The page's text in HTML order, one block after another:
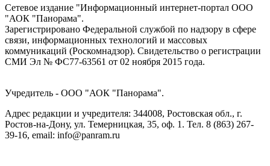
Сетевое издание "Информационный интернет-портал ООО
"АОК "Панорама".
Зарегистрировано Федеральной службой по надзору в сфере
связи, информационных технологий и массовых
коммуникаций (Роскомнадзор). Cвидетельство о регистрации
СМИ Эл № ФС77-63561 от 02 ноября 2015 года.
Учредитель - ООО "АОК "Панорама".
Адрес редакции и учредителя: 344008, Ростовская обл., г.
Ростов-на-Дону, ул. Темерницкая, 35, оф. 1. Тел. 8 (863) 267-
39-16, email: info@panram.ru